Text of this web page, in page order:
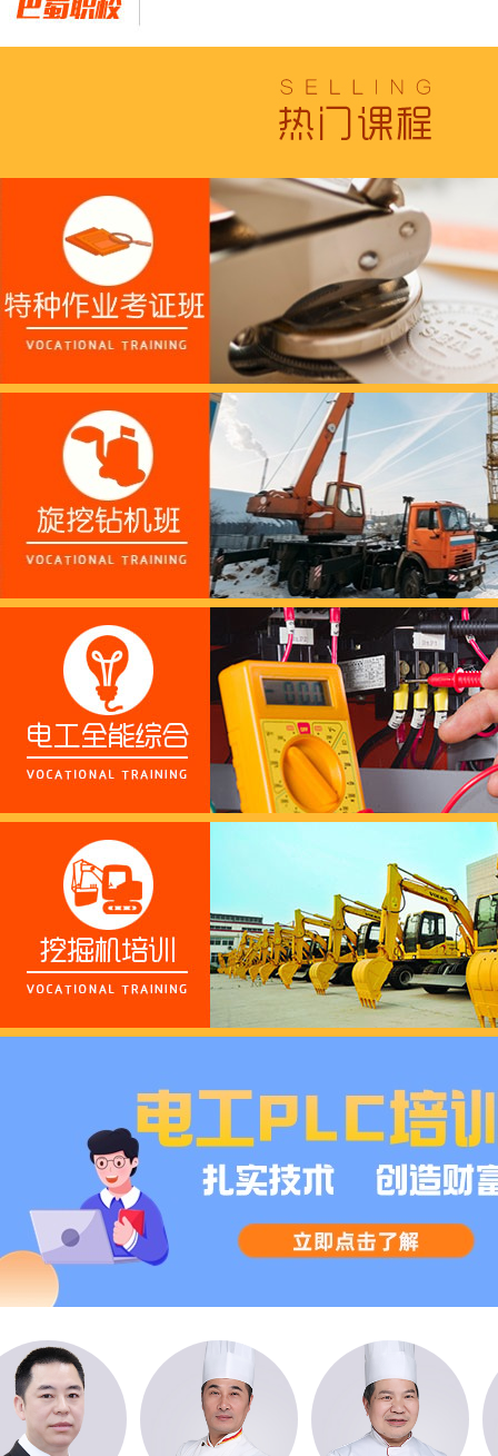
跟“emo”说拜拜！
浓浓端午情，欢乐“粽
这个春天，以爱之名，
养老护理员培训——提
十二月：保持热爱，成
跟“emo”说拜拜！
浓浓端午情，欢乐“粽
这个春天，以爱之名，
养老护理员培训——提
十二月：保持热爱，成
跟“emo”说拜拜！
浓浓端午情，欢乐“粽
这个春天，以爱之名，